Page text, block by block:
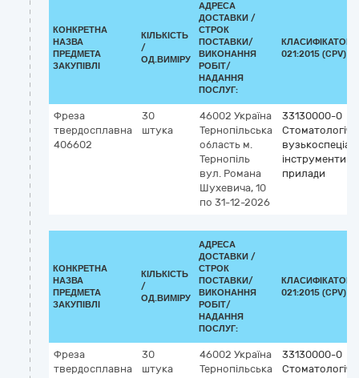
КОНКРЕТНА
НАЗВА
ПРЕДМЕТА
ЗАКУПІВЛІ
КІЛЬКІСТЬ
/
ОД.ВИМІРУ
АДРЕСА
ДОСТАВКИ /
СТРОК
ПОСТАВКИ/
ВИКОНАННЯ
РОБІТ/
НАДАННЯ
ПОСЛУГ:
КЛАСИФІКАТОР
021:2015 (CPV)
Фреза
твердосплавна
406602
30
штука
46002 Україна
Тернопільська
область м.
Тернопіль
вул. Романа
Шухевича, 10
по 31-12-2026
33130000-0
інструменти та
прилади
КОНКРЕТНА
НАЗВА
ПРЕДМЕТА
ЗАКУПІВЛІ
КІЛЬКІСТЬ
/
ОД.ВИМІРУ
АДРЕСА
ДОСТАВКИ /
СТРОК
ПОСТАВКИ/
ВИКОНАННЯ
РОБІТ/
НАДАННЯ
ПОСЛУГ:
КЛАСИФІКАТОР
021:2015 (CPV)
Фреза
твердосплавна
30
штука
46002 Україна
Тернопільська
33130000-0